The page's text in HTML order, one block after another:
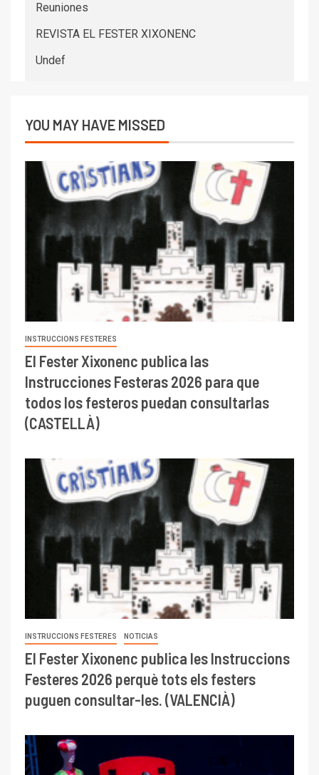
Reuniones
REVISTA EL FESTER XIXONENC
Undef
YOU MAY HAVE MISSED
INSTRUCCIONS FESTERES
El Fester Xixonenc publica las
Instrucciones Festeras 2026 para que
todos los festeros puedan consultarlas
(CASTELLÀ)
INSTRUCCIONS FESTERES NOTICIAS
El Fester Xixonenc publica les Instruccions
Festeres 2026 perquè tots els festers
puguen consultar-les. (VALENCIÀ)